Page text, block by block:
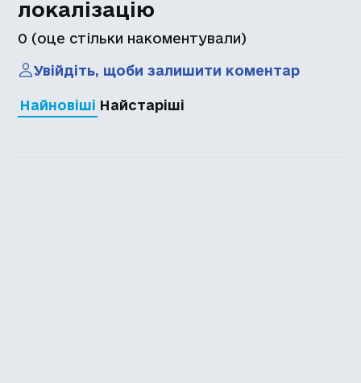
локалізацію
0 (оце стільки накоментували)
Увійдіть, щоби залишити коментар
Найновіші Найстаріші